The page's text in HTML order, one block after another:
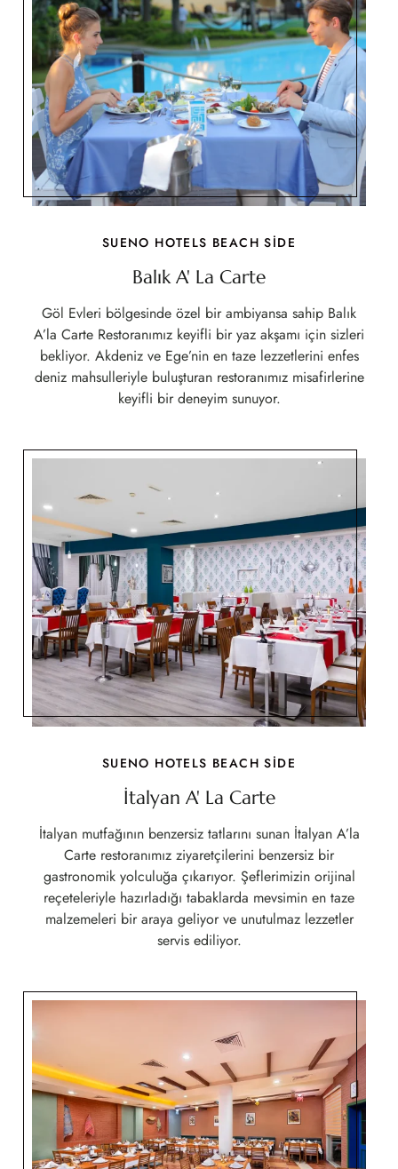
SUENO HOTELS BEACH SİDE
Balık A' La Carte
Göl Evleri bölgesinde özel bir ambiyansa sahip Balık
A’la Carte Restoranımız keyifli bir yaz akşamı için sizleri
bekliyor. Akdeniz ve Ege’nin en taze lezzetlerini enfes
deniz mahsulleriyle buluşturan restoranımız misafirlerine
keyifli bir deneyim sunuyor.
SUENO HOTELS BEACH SİDE
İtalyan A' La Carte
İtalyan mutfağının benzersiz tatlarını sunan İtalyan A’la
Carte restoranımız ziyaretçilerini benzersiz bir
gastronomik yolculuğa çıkarıyor. Şeflerimizin orijinal
reçeteleriyle hazırladığı tabaklarda mevsimin en taze
malzemeleri bir araya geliyor ve unutulmaz lezzetler
servis ediliyor.